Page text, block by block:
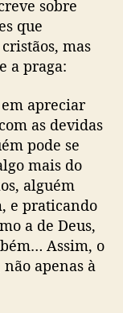
sobre
que
mas
a praga:
apreciar
as devidas
pode se
mais do
alguém
e praticando
a de Deus,
Assim, o
apenas à